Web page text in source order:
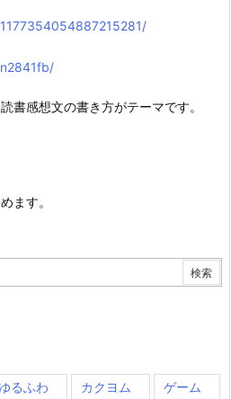
書感想文の書き方がテーマです。
ます。
ゆるふわ カクヨム ゲーム